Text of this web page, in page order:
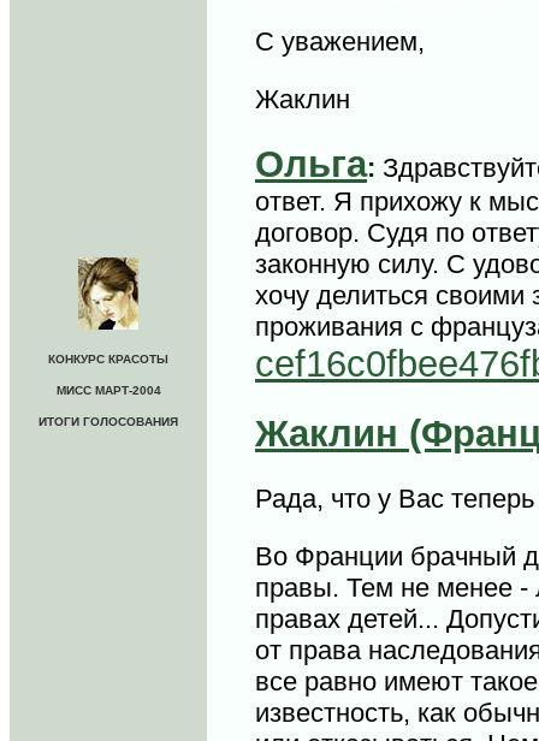
КОНКУРС КРАСОТЫ
МИСС МАРТ-2004
ИТОГИ ГОЛОСОВАНИЯ
С уважением,
Жаклин
Ольга:
ответ. Я прихожу к
договор. Судя по
законную силу. С
хочу делиться
проживания с
Жаклин
Рада, что у Вас
Во Франции брачный
правы. Тем не менее -
правах детей...
от права
все равно имеют
известность, как